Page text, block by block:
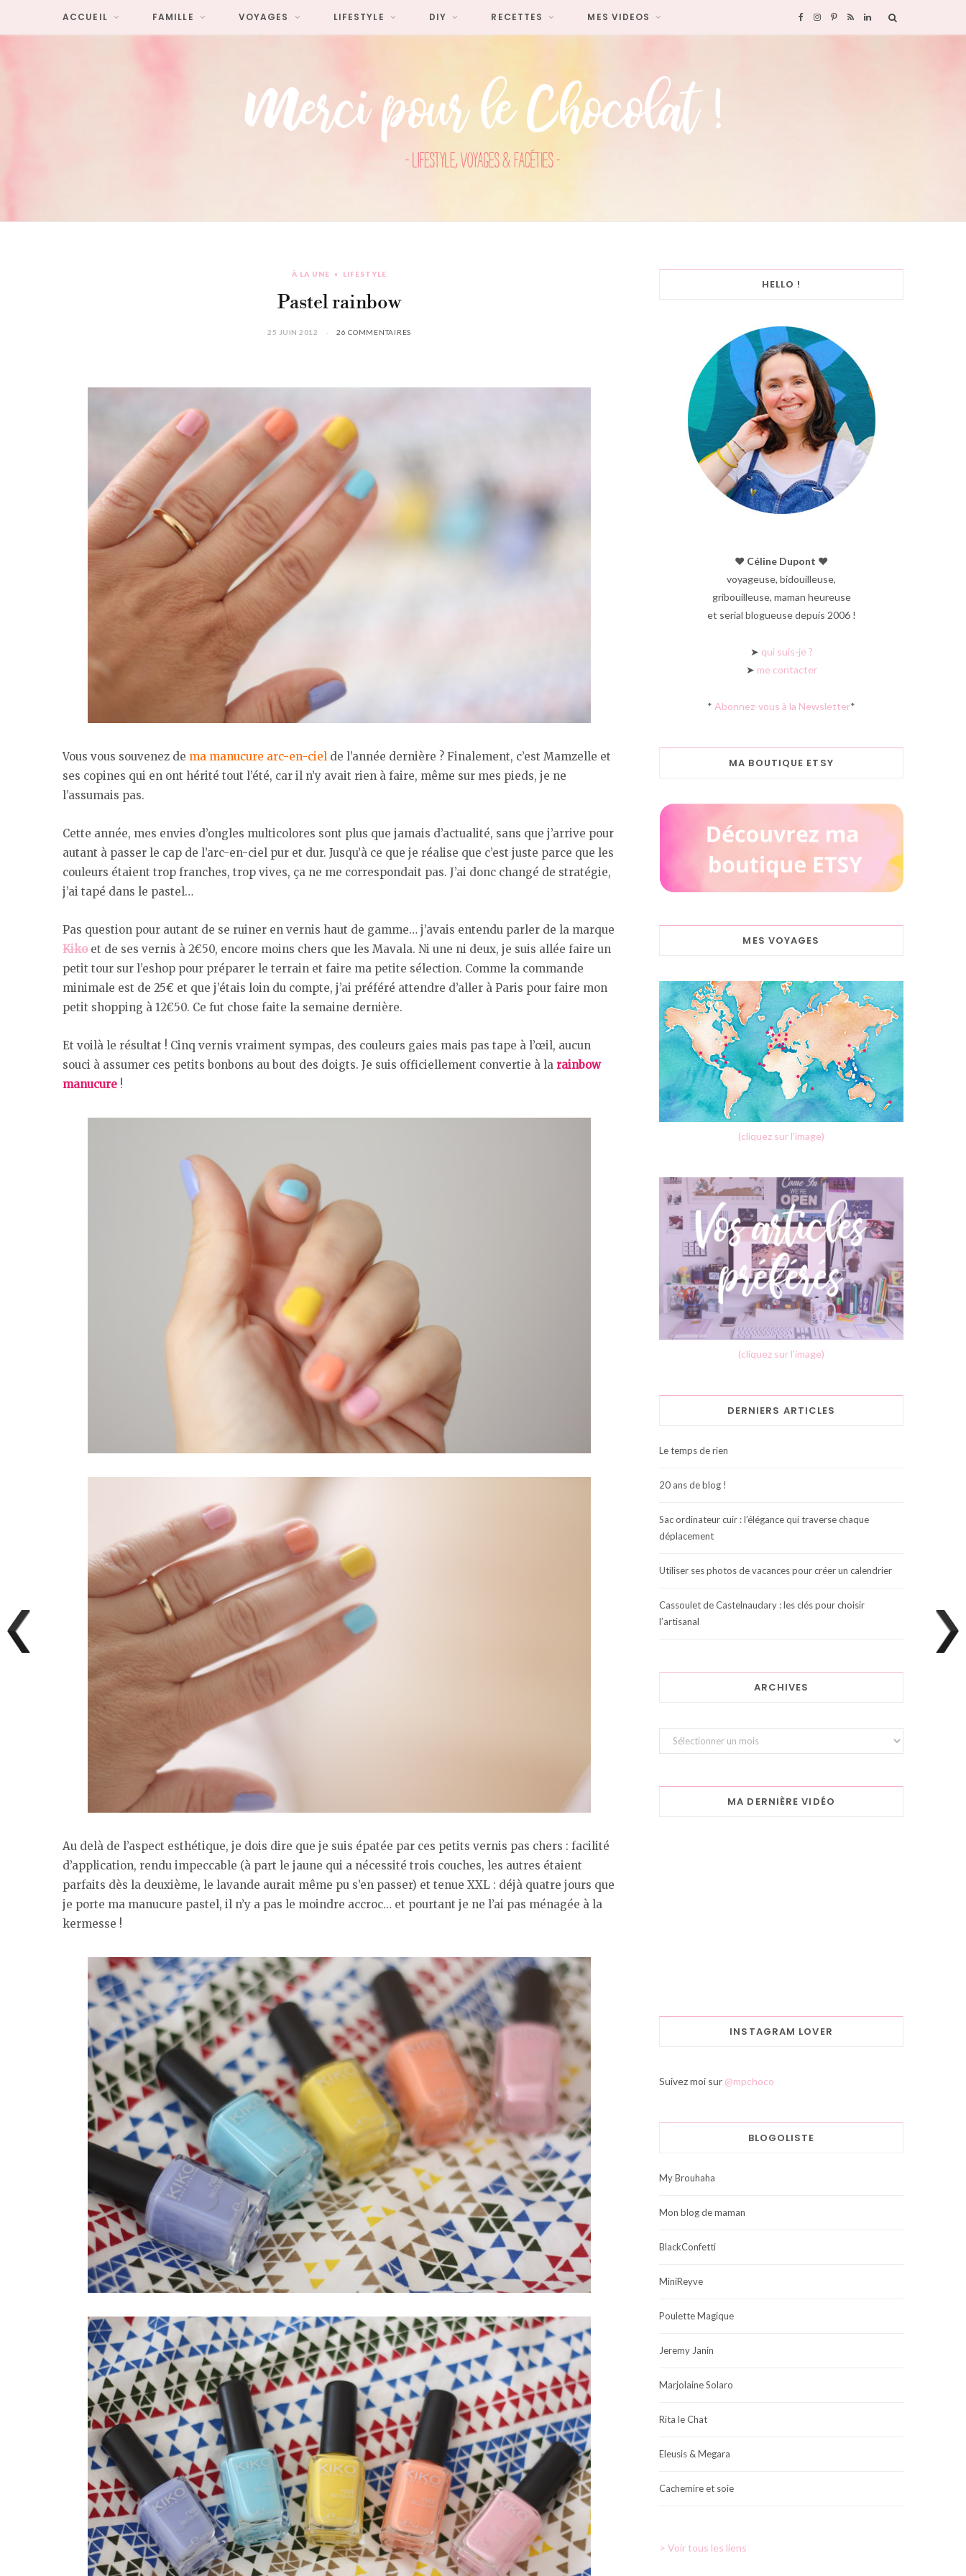
F
o
I
r
P
e
R L
I
ACCUEIL FAMILLE VOYAGES LIFESTYLE DIY RECETTES MES VIDEOS
À LA UNE LIFESTYLE
Pastel rainbow
25 JUIN 2012 26 COMMENTAIRES
Vous vous souvenez de ma manucure arc-en-ciel de l’année dernière ? Finalement, c’est Mamzelle et
ses copines qui en ont hérité tout l’été, car il n’y avait rien à faire, même sur mes pieds, je ne
l’assumais pas.
Cette année, mes envies d’ongles multicolores sont plus que jamais d’actualité, sans que j’arrive pour
autant à passer le cap de l’arc-en-ciel pur et dur. Jusqu’à ce que je réalise que c’est juste parce que les
couleurs étaient trop franches, trop vives, ça ne me correspondait pas. J’ai donc changé de stratégie,
j’ai tapé dans le pastel…
Pas question pour autant de se ruiner en vernis haut de gamme… j’avais entendu parler de la marque
Kikoet de ses vernis à 2€50, encore moins chers que les Mavala. Ni une ni deux, je suis allée faire un
petit tour sur l’eshop pour préparer le terrain et faire ma petite sélection. Comme la commande
minimale est de 25€ et que j’étais loin du compte, j’ai préféré attendre d’aller à Paris pour faire mon
petit shopping à 12€50. Ce fut chose faite la semaine dernière.
Et voilà le résultat ! Cinq vernis vraiment sympas, des couleurs gaies mais pas tape à l’œil, aucun
souci à assumer ces petits bonbons au bout des doigts. Je suis officiellement convertie à la rainbow
manucure !
Au delà de l’aspect esthétique, je dois dire que je suis épatée par ces petits vernis pas chers : facilité
d’application, rendu impeccable (à part le jaune qui a nécessité trois couches, les autres étaient
parfaits dès la deuxième, le lavande aurait même pu s’en passer) et tenue XXL : déjà quatre jours que
je porte ma manucure pastel, il n’y a pas le moindre accroc… et pourtant je ne l’ai pas ménagée à la
kermesse !
HELLO !
♥︎ Céline Dupont ♥︎
voyageuse, bidouilleuse,
gribouilleuse, maman heureuse
et serial blogueuse depuis 2006 !
➤ qui suis-je ?
➤ me contacter
* Abonnez-vous à la Newsletter*
MA BOUTIQUE ETSY
MES VOYAGES
(cliquez sur l'image)
(cliquez sur l'image)
DERNIERS ARTICLES
Le temps de rien
20 ans de blog !
Sac ordinateur cuir : l’élégance qui traverse chaque
déplacement
Utiliser ses photos de vacances pour créer un calendrier
Cassoulet de Castelnaudary : les clés pour choisir
l’artisanal
ARCHIVES
Archives
MA DERNIÈRE VIDÉO
INSTAGRAM LOVER
Suivez moi sur @mpchoco
BLOGOLISTE
My Brouhaha
Mon blog de maman
BlackConfetti
MiniReyve
Poulette Magique
Jeremy Janin
Marjolaine Solaro
Rita le Chat
Eleusis & Megara
Cachemire et soie
> Voir tous les liens